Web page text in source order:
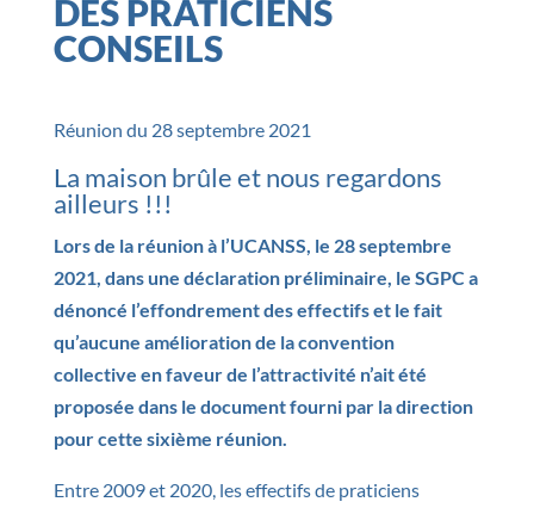
DES PRATICIENS
CONSEILS
Réunion du 28 septembre 2021
La maison brûle et nous regardons
ailleurs !!!
Lors de la réunion à l’UCANSS, le 28 septembre
2021, dans une déclaration préliminaire, le SGPC a
dénoncé l’effondrement des effectifs et le fait
qu’aucune amélioration de la convention
collective en faveur de l’attractivité n’ait été
proposée dans le document fourni par la direction
pour cette sixième réunion.
Entre 2009 et 2020, les effectifs de praticiens